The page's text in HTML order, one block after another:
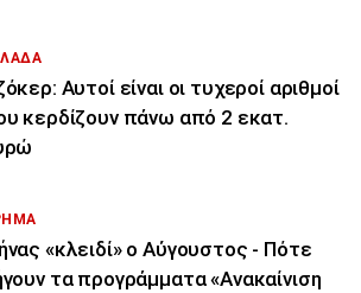
Αυτοί είναι οι τυχεροί αριθμοί
κερδίζουν πάνω από 2 εκατ.
«κλειδί» ο Αύγουστος - Πότε
τα προγράμματα «Ανακαίνιση